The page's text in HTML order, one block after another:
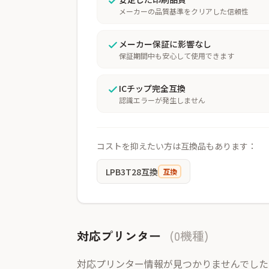
メーカーの品質基準をクリアした信頼性
メーカー保証に影響なし
保証期間中も安心して使用できます
ICチップ完全互換
認識エラーが発生しません
コストを抑えたい方は互換品もあります：
LPB3T28互換 互換
対応プリンター (0機種)
対応プリンター情報が見つかりませんでし